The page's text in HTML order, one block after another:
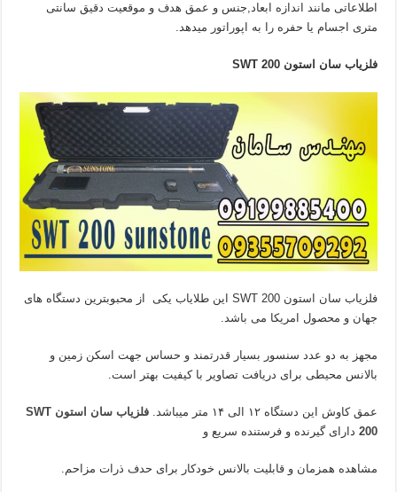
اطلاعاتی مانند اندازه ابعاد,جنس و عمق هدف و موقعیت دقیق سانتی
متری اجسام یا حفره را به اپوراتور میدهد.
فلزیاب سان استون SWT 200
فلزیاب سان استون SWT 200 این طلایاب یکی از محبوبترین دستگاه های
جهان و محصول امریکا می باشد.
مجهز به دو عدد سنسور بسیار قدرتمند و حساس جهت اسکن زمین و
بالانس محیطی برای دریافت تصاویر با کیفیت بهتر است.
عمق کاوش این دستگاه ۱۲ الی ۱۴ متر میباشد.
فلزیاب سان استون SWT
200 دارای گیرنده و فرستنده سریع و
مشاهده همزمان و قابلیت بالانس خودکار برای حدف ذرات مزاحم.